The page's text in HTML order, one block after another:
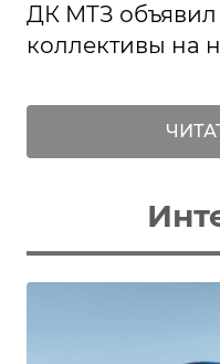
ДК МТЗ объявил
коллективы на